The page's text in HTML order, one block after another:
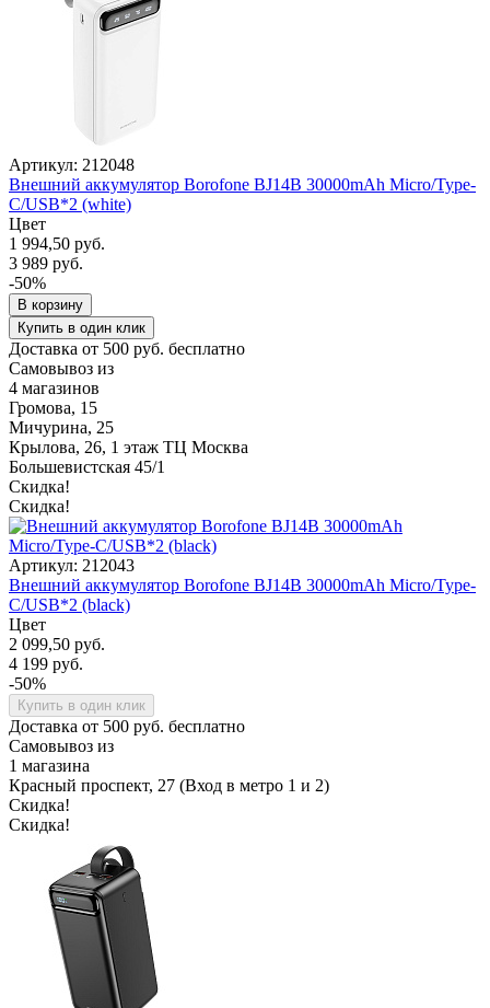
Артикул: 212048
Внешний аккумулятор Borofone BJ14B 30000mAh Micro/Type-
C/USB*2 (white)
Цвет
1 994,50 руб.
3 989 руб.
-50%
В корзину
Купить в один клик
Доставка от 500 руб. бесплатно
Самовывоз из
4 магазинов
Громова, 15
Мичурина, 25
Крылова, 26, 1 этаж ТЦ Москва
Большевистская 45/1
Скидка!
Скидка!
Артикул: 212043
Внешний аккумулятор Borofone BJ14B 30000mAh Micro/Type-
C/USB*2 (black)
Цвет
2 099,50 руб.
4 199 руб.
-50%
Купить в один клик
Доставка от 500 руб. бесплатно
Самовывоз из
1 магазина
Красный проспект, 27 (Вход в метро 1 и 2)
Скидка!
Скидка!